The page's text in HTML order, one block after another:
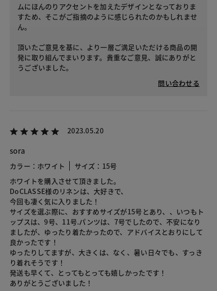
ムにほんのりアクセントを加えたデザインとなっておりま
すため、そこがご指摘のように感じられたのかもしれませ
ん。
頂いたご意見を基に、より一層ご満足いただける商品の開
発に取り組んでまいります。貴重なご意見、誠にありがと
うございました。
問い合わせる
2023.05.20
sora
カラー：ホワイト
サイズ：15号
ホワイトを購入させて頂きました。
DoCLASSE様のリネンは、大好きで、
今回も凄く気に入りました！
サイズを選ぶ際に、おすすめサイズが15号とあり、、いつもト
ップスは、9号、11号.パンツは、7号でしたので、不安になり
ましたが、ゆったり着たかったので、アドバイスとおりにして
良かったです！
ゆったりしてますが、大きくは、なく、暑い日々でも、すっき
り着れそうです！
発送も早くて、とってもとっても嬉しかったです！
ありがとうございました！